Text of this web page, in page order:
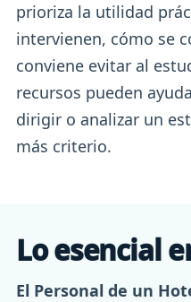
prioriza la utilidad
intervienen, cómo se
conviene evitar al
recursos pueden
dirigir o analizar un
más criterio.
Lo esencial
El Personal de un